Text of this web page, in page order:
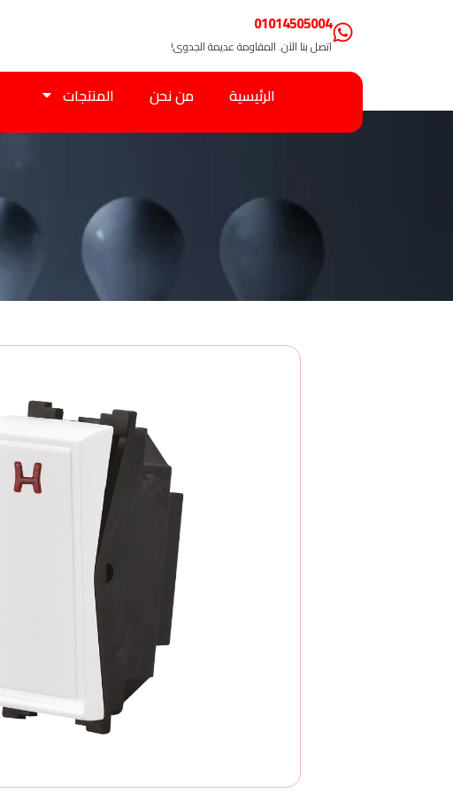
01014505004
اتصل بنا الآن. المقاومة عديمة الجدوى!
الرئيسية من نحن المنتجات